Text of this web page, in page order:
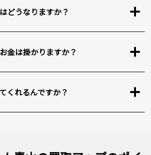
どうなりますか？
金は掛かりますか？
くれるんですか？